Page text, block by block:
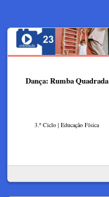
Dança: Rumba Quadrada
3.º Ciclo | Educação Física